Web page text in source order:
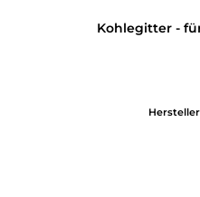
Kohlegitter -